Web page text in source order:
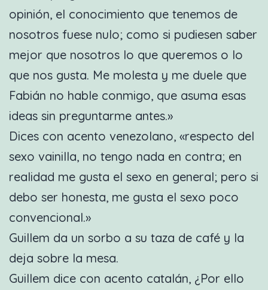
opinión, el conocimiento que tenemos de
nosotros fuese nulo; como si pudiesen saber
mejor que nosotros lo que queremos o lo
que nos gusta. Me molesta y me duele que
Fabián no hable conmigo, que asuma esas
ideas sin preguntarme antes.»
Dices con acento venezolano, «respecto del
sexo vainilla, no tengo nada en contra; en
realidad me gusta el sexo en general; pero si
debo ser honesta, me gusta el sexo poco
convencional.»
Guillem da un sorbo a su taza de café y la
deja sobre la mesa.
Guillem dice con acento catalán, ¿Por ello